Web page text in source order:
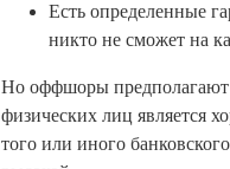
Есть определенные
никто не сможет на
Но оффшоры предполагают
физических лиц является
того или иного